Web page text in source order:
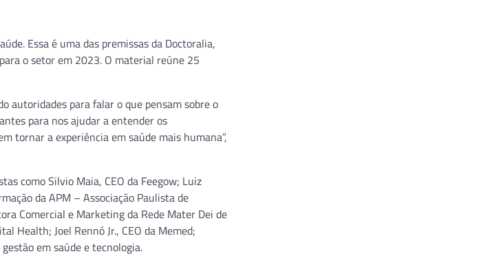
Essa é uma das premissas da Doctoralia,
o setor em 2023. O material reúne 25
autoridades para falar o que pensam sobre o
para nos ajudar a entender os
tornar a experiência em saúde mais humana”,
como Silvio Maia, CEO da Feegow; Luiz
da APM – Associação Paulista de
Comercial e Marketing da Rede Mater Dei de
Health; Joel Rennó Jr., CEO da Memed;
em saúde e tecnologia.